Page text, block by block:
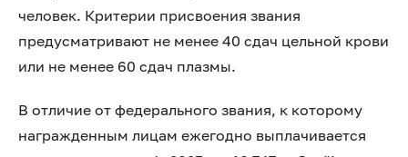
человек. Критерии присвоения звания
предусматривают не менее 40 сдач цельной крови
или не менее 60 сдач плазмы.
В отличие от федерального звания, к которому
награжденным лицам ежегодно выплачивается